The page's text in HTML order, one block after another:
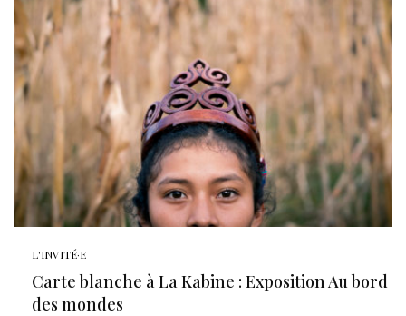
L'INVITÉ·E
Carte blanche à La Kabine : Exposition Au bord
des mondes